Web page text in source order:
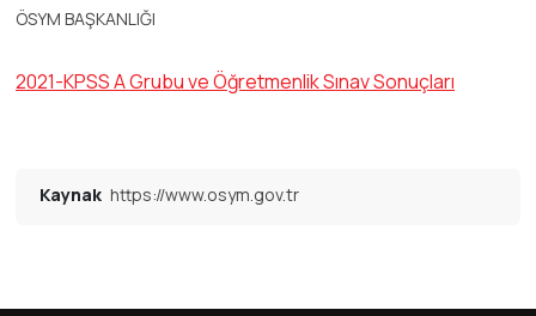
ÖSYM BAŞKANLIĞI
2021-KPSS A Grubu ve Öğretmenlik Sınav Sonuçları
Kaynak https://www.osym.gov.tr